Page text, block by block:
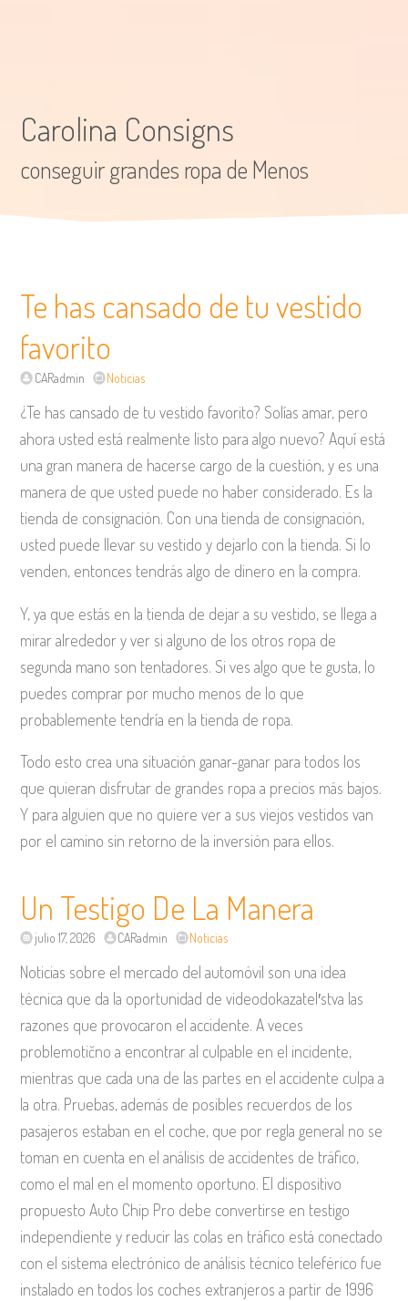
Carolina Consigns
conseguir grandes ropa de Menos
Te has cansado de tu vestido
favorito
CARadmin Noticias
¿Te has cansado de tu vestido favorito? Solías amar, pero
ahora usted está realmente listo para algo nuevo? Aquí está
una gran manera de hacerse cargo de la cuestión, y es una
manera de que usted puede no haber considerado. Es la
tienda de consignación. Con una tienda de consignación,
usted puede llevar su vestido y dejarlo con la tienda. Si lo
venden, entonces tendrás algo de dinero en la compra.
Y, ya que estás en la tienda de dejar a su vestido, se llega a
mirar alrededor y ver si alguno de los otros ropa de
segunda mano son tentadores. Si ves algo que te gusta, lo
puedes comprar por mucho menos de lo que
probablemente tendría en la tienda de ropa.
Todo esto crea una situación ganar-ganar para todos los
que quieran disfrutar de grandes ropa a precios más bajos.
Y para alguien que no quiere ver a sus viejos vestidos van
por el camino sin retorno de la inversión para ellos.
Un Testigo De La Manera
julio 17, 2026 CARadmin Noticias
Noticias sobre el mercado del automóvil son una idea
técnica que da la oportunidad de videodokazatel′stva las
razones que provocaron el accidente. A veces
problemotično a encontrar al culpable en el incidente,
mientras que cada una de las partes en el accidente culpa a
la otra. Pruebas, además de posibles recuerdos de los
pasajeros estaban en el coche, que por regla general no se
toman en cuenta en el análisis de accidentes de tráfico,
como el mal en el momento oportuno. El dispositivo
propuesto Auto Chip Pro debe convertirse en testigo
independiente y reducir las colas en tráfico está conectado
con el sistema electrónico de análisis técnico teleférico fue
instalado en todos los coches extranjeros a partir de 1996